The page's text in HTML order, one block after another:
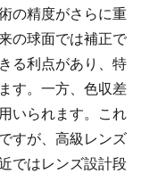
の精度がさらに重
の球面では補正で
る利点があり、特
す。一方、色収差
いられます。これ
すが、高級レンズ
ではレンズ設計段